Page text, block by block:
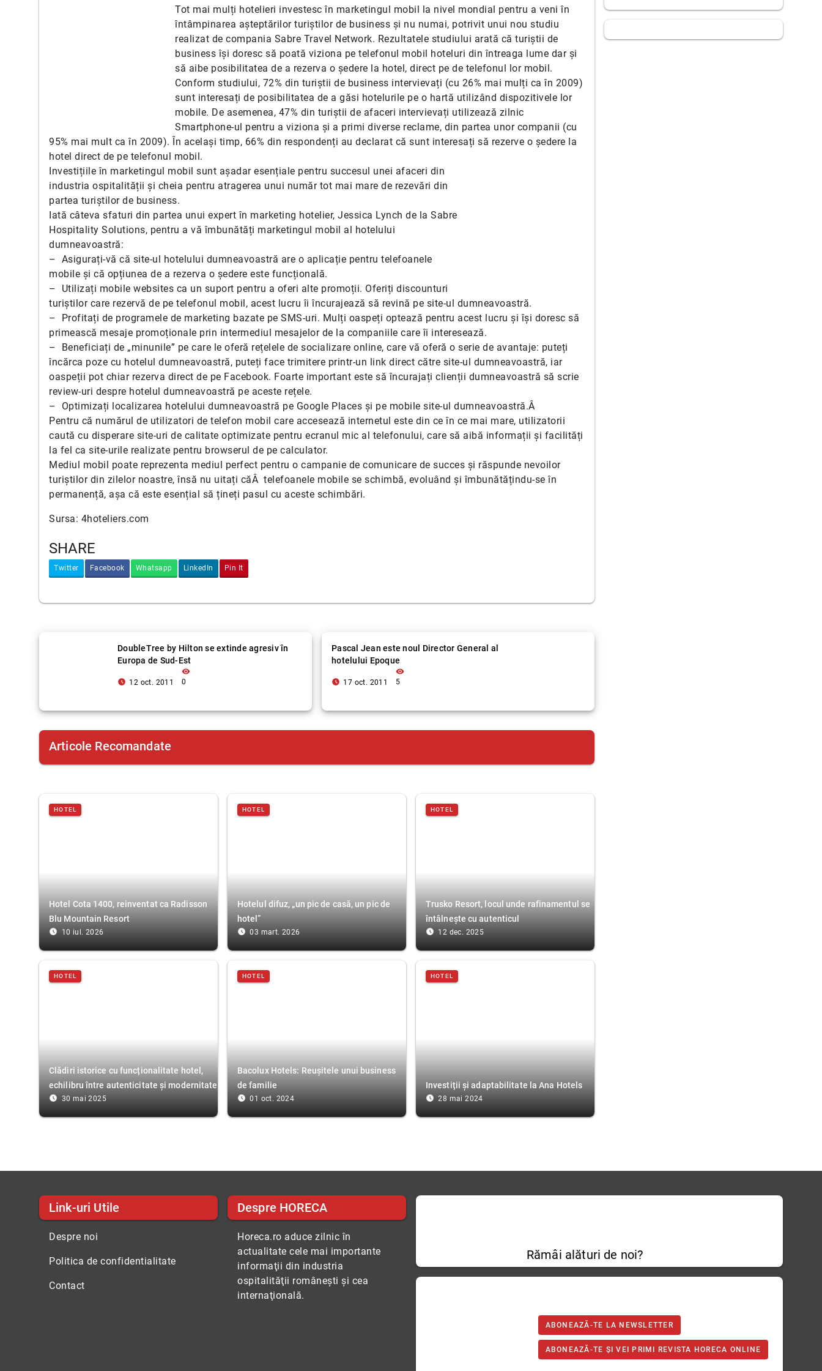
Tot mai mulți hotelieri investesc în marketingul mobil la nivel mondial pentru a veni în
întâmpinarea așteptărilor turiștilor de business și nu numai, potrivit unui nou studiu
realizat de compania Sabre Travel Network. Rezultatele studiului arată că turiștii de
business își doresc să poată viziona pe telefonul mobil hoteluri din întreaga lume dar și
să aibe posibilitatea de a rezerva o ședere la hotel, direct pe de telefonul lor mobil.
Conform studiului, 72% din turiștii de business intervievați (cu 26% mai mulți ca în 2009)
sunt interesați de posibilitatea de a găsi hotelurile pe o hartă utilizând dispozitivele lor
mobile. De asemenea, 47% din turiștii de afaceri intervievați utilizează zilnic
Smartphone-ul pentru a viziona și a primi diverse reclame, din partea unor companii (cu
95% mai mult ca în 2009). În același timp, 66% din respondenți au declarat că sunt interesați să rezerve o ședere la
hotel direct de pe telefonul mobil.
Investițiile în marketingul mobil sunt așadar esențiale pentru succesul unei afaceri din
industria ospitalității și cheia pentru atragerea unui număr tot mai mare de rezevări din
partea turiștilor de business.
Iată câteva sfaturi din partea unui expert în marketing hotelier, Jessica Lynch de la Sabre
Hospitality Solutions, pentru a vă îmbunătăți marketingul mobil al hotelului
dumneavoastră:
– Asigurați-vă că site-ul hotelului dumneavoastră are o aplicație pentru telefoanele
mobile și că opțiunea de a rezerva o ședere este funcțională.
– Utilizați mobile websites ca un suport pentru a oferi alte promoții. Oferiți discounturi
turiștilor care rezervă de pe telefonul mobil, acest lucru îi încurajează să revină pe site-ul dumneavoastră.
– Profitați de programele de marketing bazate pe SMS-uri. Mulți oaspeți optează pentru acest lucru și își doresc să
primească mesaje promoționale prin intermediul mesajelor de la companiile care îi interesează.
– Beneficiați de „minunile” pe care le oferă rețelele de socializare online, care vă oferă o serie de avantaje: puteți
încărca poze cu hotelul dumneavoastră, puteți face trimitere printr-un link direct către site-ul dumneavoastră, iar
oaspeții pot chiar rezerva direct de pe Facebook. Foarte important este să încurajați clienții dumneavoastră să scrie
review-uri despre hotelul dumneavoastră pe aceste rețele.
– Optimizați localizarea hotelului dumneavoastră pe Google Places și pe mobile site-ul dumneavoastră.Â
Pentru că numărul de utilizatori de telefon mobil care accesează internetul este din ce în ce mai mare, utilizatorii
caută cu disperare site-uri de calitate optimizate pentru ecranul mic al telefonului, care să aibă informații și facilități
la fel ca site-urile realizate pentru browserul de pe calculator.
Mediul mobil poate reprezenta mediul perfect pentru o campanie de comunicare de succes și răspunde nevoilor
turiștilor din zilelor noastre, însă nu uitați căÂ telefoanele mobile se schimbă, evoluând și îmbunătățindu-se în
permanență, așa că este esențial să țineți pasul cu aceste schimbări.
Sursa: 4hoteliers.com
SHARE
Twitter Facebook Whatsapp LinkedIn Pin It
DoubleTree by Hilton se extinde agresiv în
Europa de Sud-Est
access_time_filled 12 oct. 2011
visibility
0
Pascal Jean este noul Director General al
hotelului Epoque
access_time_filled 17 oct. 2011
visibility
5
Articole Recomandate
HOTEL
Hotel Cota 1400, reinventat ca Radisson
Blu Mountain Resort
access_time_filled 10 iul. 2026
HOTEL
Hotelul difuz, „un pic de casă, un pic de
hotel”
access_time_filled 03 mart. 2026
HOTEL
Trusko Resort, locul unde rafinamentul se
întâlnește cu autenticul
access_time_filled 12 dec. 2025
HOTEL
Clădiri istorice cu funcționalitate hotel,
echilibru între autenticitate și modernitate
access_time_filled 30 mai 2025
HOTEL
Bacolux Hotels: Reușitele unui business
de familie
access_time_filled 01 oct. 2024
HOTEL
Investiții și adaptabilitate la Ana Hotels
access_time_filled 28 mai 2024
Link-uri Utile
Despre noi
Politica de confidentialitate
Contact
Despre HORECA
Horeca.ro aduce zilnic în
actualitate cele mai importante
informaţii din industria
ospitalităţii româneşti şi cea
internaţională.
Rămâi alături de noi?
ABONEAZĂ-TE LA NEWSLETTER
ABONEAZĂ-TE ȘI VEI PRIMI REVISTA HORECA ONLINE